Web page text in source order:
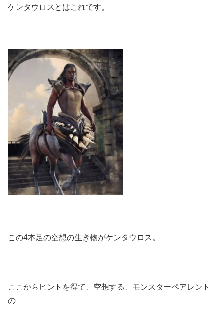
ケンタウロスとはこれです。
この4本足の空想の生き物がケンタウロス。
ここからヒントを得て、空想する、モンスターペアレント
の